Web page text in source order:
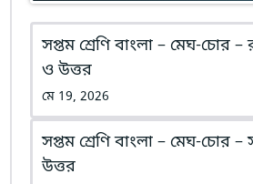
সপ্তম শ্রেণি বাংলা – মেঘ-চোর –
ও উত্তর
মে 19, 2026
সপ্তম শ্রেণি বাংলা – মেঘ-চোর –
উত্তর